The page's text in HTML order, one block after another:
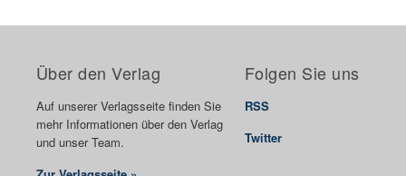
Über den Verlag
Auf unserer Verlagsseite finden Sie
mehr Informationen über den Verlag
und unser Team.
Folgen Sie uns
RSS
Twitter